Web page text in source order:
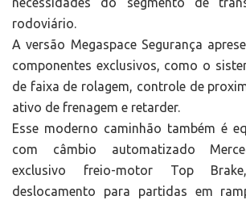
rodoviário.
A versão Megaspace Segurança
componentes exclusivos, como o
de faixa de rolagem, controle de
ativo de frenagem e retarder.
Esse moderno caminhão também é
com câmbio automatizado
exclusivo freio-motor Top
deslocamento para partidas em